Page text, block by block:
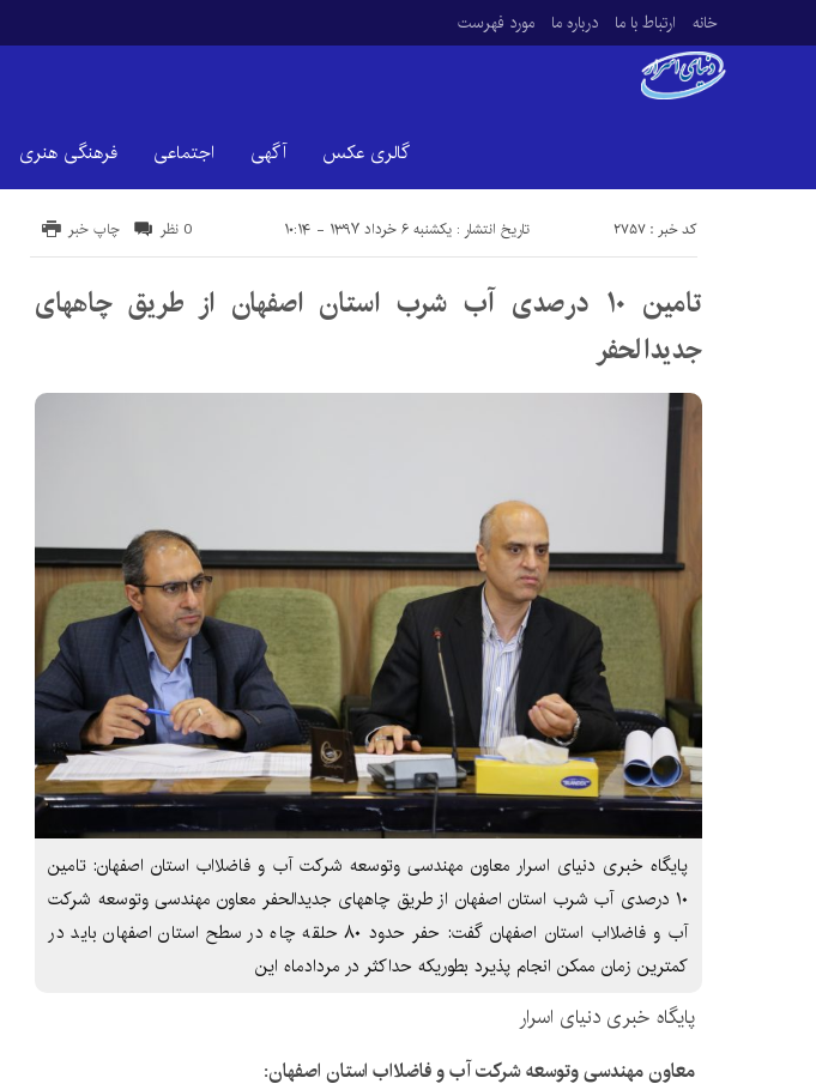
خانه ارتباط با ما درباره ما مورد فهرست
گالری عکس آگهی اجتماعی فرهنگی هنری
تاریخ انتشار : یکشنبه ۶ خرداد ۱۳۹۷ - ۱۰:۱۴ کد خبر : 2757 چاپ خبر 0 نظر
تامین ۱۰ درصدی آب شرب استان اصفهان از طریق چاههای
جدیدالحفر
پایگاه خبری دنیای اسرار معاون مهندسی وتوسعه شرکت آب و فاضلااب استان اصفهان: تامین
۱۰ درصدی آب شرب استان اصفهان از طریق چاههای جدیدالحفر معاون مهندسی وتوسعه شرکت
آب و فاضلااب استان اصفهان گفت: حفر حدود ۸۰ حلقه چاه در سطح استان اصفهان باید در
کمترین زمان ممکن انجام پذیرد بطوریکه حداکثر در مردادماه این
پایگاه خبری دنیای اسرار
معاون مهندسی وتوسعه شرکت آب و فاضلااب استان اصفهان: